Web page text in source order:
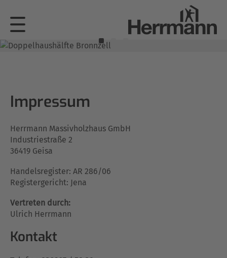
Impressum
Herrmann Massivholzhaus GmbH
Industriestraße 2
36419 Geisa
Handelsregister: AR 286/06
Registergericht: Jena
Vertreten durch:
Ulrich Herrmann
Kontakt